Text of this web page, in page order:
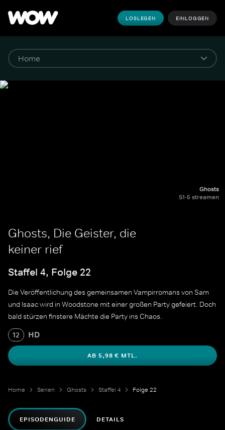
LOSLEGEN EINLOGGEN
Ghosts
S1-5 streamen
Ghosts, Die Geister, die
keiner rief
Staffel 4, Folge 22
Die Veröffentlichung des gemeinsamen Vampirromans von Sam
und Isaac wird in Woodstone mit einer großen Party gefeiert. Doch
bald stürzen finstere Mächte die Party ins Chaos.
12 HD
AB 5,98 € MTL.
Home Serien Ghosts Staffel 4 Folge 22
EPISODENGUIDE DETAILS